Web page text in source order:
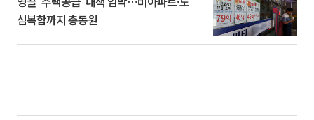
심복합까지 총동원